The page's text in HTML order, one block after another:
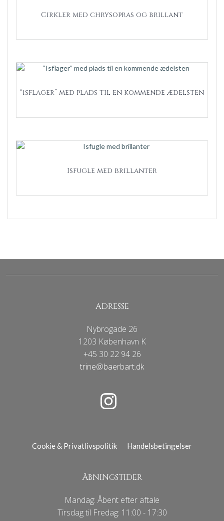
Cirkler med chrysopras og brillant
“Isflager” med plads til en kommende ædelsten
Isfugle med brillanter
ADRESSE
Nybrogade 26
1203 København K
+45 30 22 94 26
trine@baerbart.dk
Cookie & Privatlivspolitik Handelsbetingelser
ÅBNINGSTIDER
Mandag: Åbent efter aftale
Tirsdag til Fredag: 11:00 - 17:30